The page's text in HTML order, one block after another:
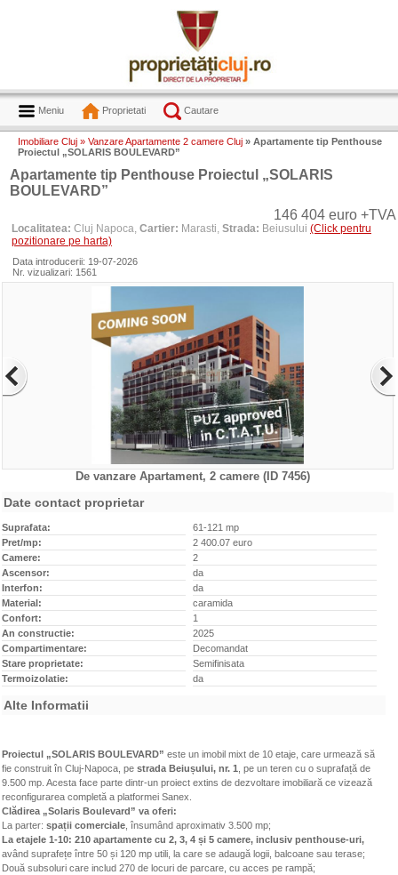
Meniu Proprietati Cautare
Imobiliare Cluj » Vanzare Apartamente 2 camere Cluj » Apartamente tip Penthouse
Proiectul „SOLARIS BOULEVARD”
Apartamente tip Penthouse Proiectul „SOLARIS
BOULEVARD”
146 404 euro +TVA
Localitatea: Cluj Napoca, Cartier: Marasti, Strada: Beiusului (Click pentru
pozitionare pe harta)
Data introducerii: 19-07-2026
Nr. vizualizari: 1561
De vanzare Apartament, 2 camere (ID 7456)
Caracteristici
Suprafata:
61-121 mp
Pret/mp:
2 400.07 euro
Camere:
2
Ascensor:
da
Interfon:
da
Material:
caramida
Confort:
1
An constructie:
2025
Compartimentare:
Decomandat
Stare proprietate:
Semifinisata
Termoizolatie:
da
Alte Informatii
Proiectul „SOLARIS BOULEVARD” este un imobil mixt de 10 etaje, care urmează să
fie construit în Cluj-Napoca, pe strada Beiușului, nr. 1 , pe un teren cu o suprafață de
9.500 mp. Acesta face parte dintr-un proiect extins de dezvoltare imobiliară ce vizează
reconfigurarea completă a platformei Sanex.
Clădirea „Solaris Boulevard” va oferi:
La parter: spații comerciale , însumând aproximativ 3.500 mp;
La etajele 1-10: 210 apartamente cu 2, 3, 4 și 5 camere, inclusiv penthouse-uri,
având suprafețe între 50 și 120 mp utili, la care se adaugă logii, balcoane sau terase;
Două subsoluri care includ 270 de locuri de parcare, cu acces pe rampă;
Date contact proprietar